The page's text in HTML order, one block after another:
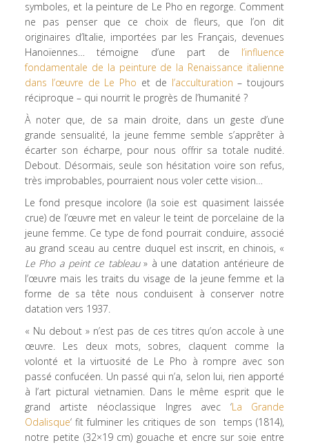
symboles, et la peinture de Le Pho en regorge. Comment
ne pas penser que ce choix de fleurs, que l’on dit
originaires d’Italie, importées par les Français, devenues
Hanoïennes… témoigne d’une part de l’influence
fondamentale de la peinture de la Renaissance italienne
dans l’œuvre de Le Pho et de l’acculturation – toujours
réciproque – qui nourrit le progrès de l’humanité ?
À noter que, de sa main droite, dans un geste d’une
grande sensualité, la jeune femme semble s’apprêter à
écarter son écharpe, pour nous offrir sa totale nudité.
Debout. Désormais, seule son hésitation voire son refus,
très improbables, pourraient nous voler cette vision…
Le fond presque incolore (la soie est quasiment laissée
crue) de l’œuvre met en valeur le teint de porcelaine de la
jeune femme. Ce type de fond pourrait conduire, associé
au grand sceau au centre duquel est inscrit, en chinois, «
Le Pho a peint ce tableau» à une datation antérieure de
l’œuvre mais les traits du visage de la jeune femme et la
forme de sa tête nous conduisent à conserver notre
datation vers 1937.
« Nu debout » n’est pas de ces titres qu’on accole à une
œuvre. Les deux mots, sobres, claquent comme la
volonté et la virtuosité de Le Pho à rompre avec son
passé confucéen. Un passé qui n’a, selon lui, rien apporté
à l’art pictural vietnamien. Dans le même esprit que le
grand artiste néoclassique Ingres avec ‘La Grande
Odalisque‘ fit fulminer les critiques de son temps (1814),
notre petite (32×19 cm) gouache et encre sur soie entre